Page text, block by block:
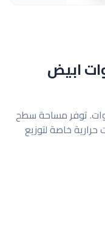
زيت 9 ريشة 2000 وات ابيض
زيت ديلونجي 9 ريشة بقوة 2000 وات. توفر مساحة سطح
حرارية خاصة لتوزيع